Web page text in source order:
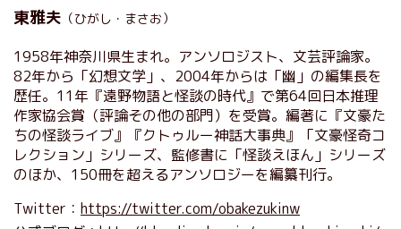
東雅夫 （ひがし・まさお）
1958年神奈川県生まれ。アンソロジスト、文芸評論家。
82年から「幻想文学」、2004年からは「幽」の編集長を
歴任。11年『遠野物語と怪談の時代』で第64回日本推理
作家協会賞（評論その他の部門）を受賞。編著に『文豪た
ちの怪談ライブ』『クトゥルー神話大事典』「文豪怪奇コ
レクション」シリーズ、監修書に「怪談えほん」シリーズ
のほか、150冊を超えるアンソロジーを編纂刊行。
Twitter： https://twitter.com/obakezukinw